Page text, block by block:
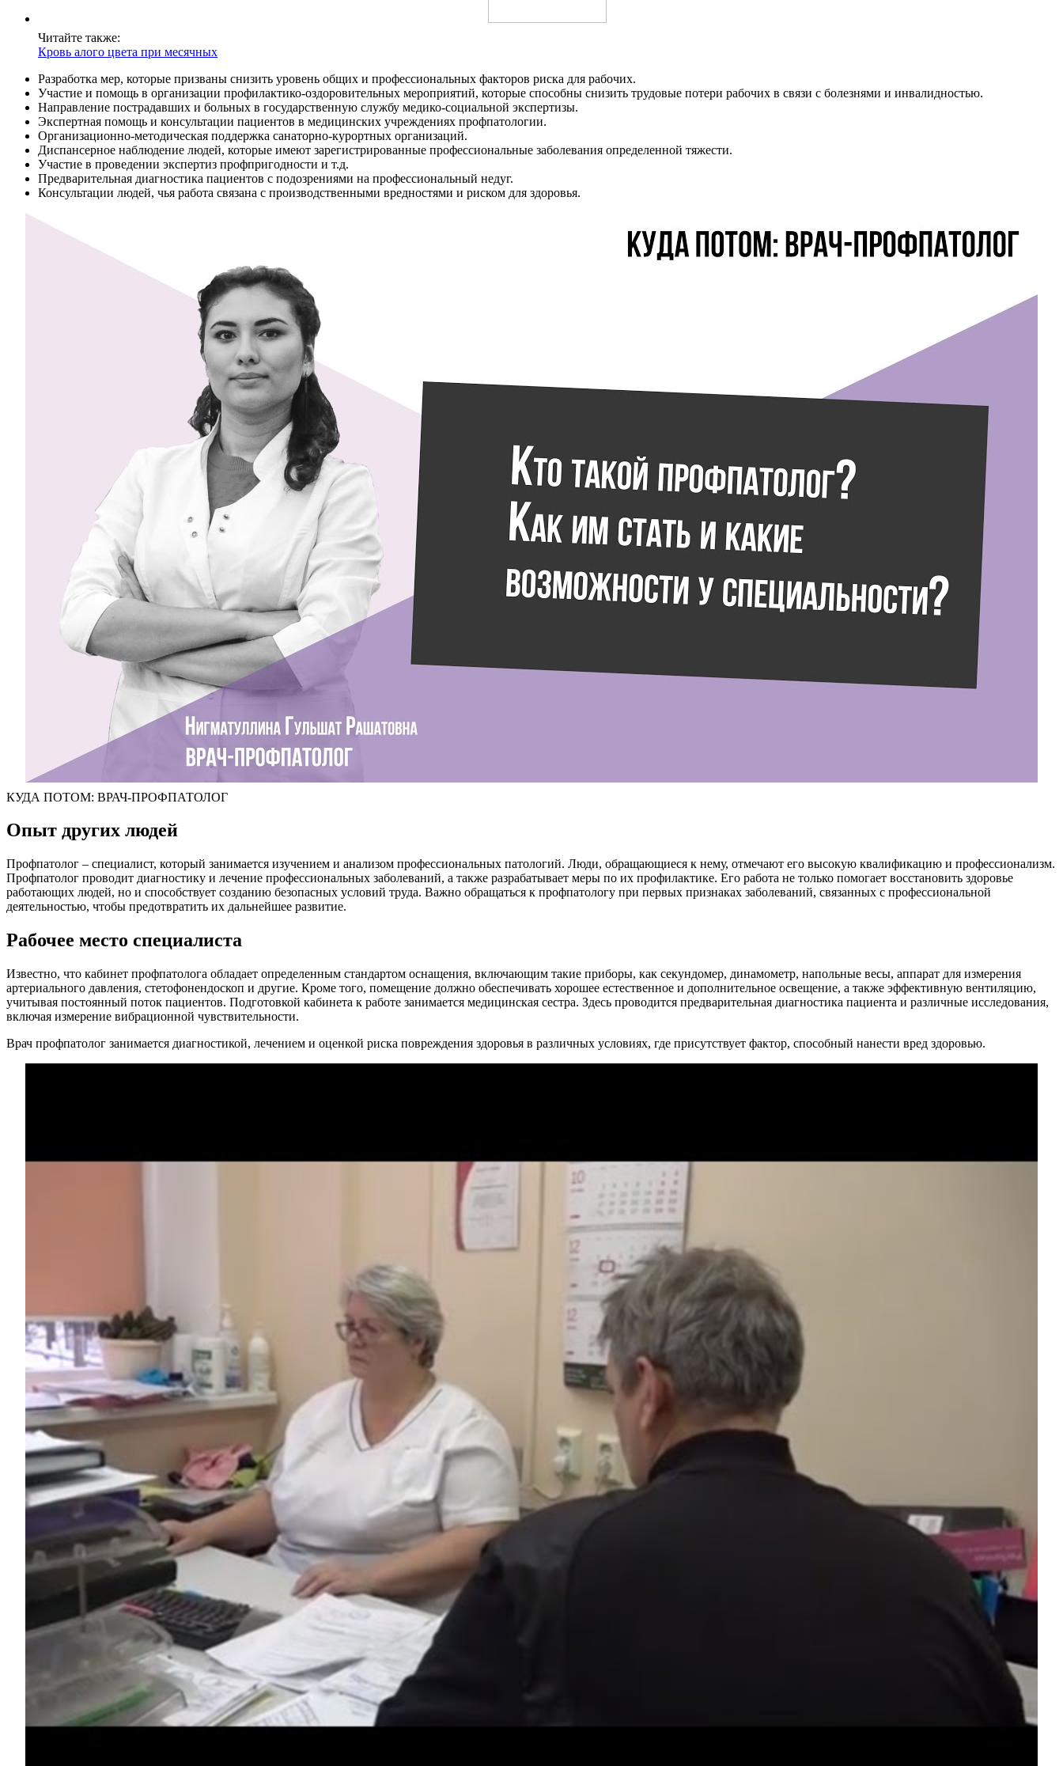
Читайте также:
Кровь алого цвета при месячных
Разработка мер, которые призваны снизить уровень общих и профессиональных факторов риска для рабочих.
Участие и помощь в организации профилактико-оздоровительных мероприятий, которые способны снизить трудовые потери рабочих в связи с болезнями и инвалидностью.
Направление пострадавших и больных в государственную службу медико-социальной экспертизы.
Экспертная помощь и консультации пациентов в медицинских учреждениях профпатологии.
Организационно-методическая поддержка санаторно-курортных организаций.
Диспансерное наблюдение людей, которые имеют зарегистрированные профессиональные заболевания определенной тяжести.
Участие в проведении экспертиз профпригодности и т.д.
Предварительная диагностика пациентов с подозрениями на профессиональный недуг.
Консультации людей, чья работа связана с производственными вредностями и риском для здоровья.
КУДА ПОТОМ: ВРАЧ-ПРОФПАТОЛОГ
Опыт других людей
Профпатолог – специалист, который занимается изучением и анализом профессиональных патологий. Люди, обращающиеся к нему, отмечают его высокую квалификацию и профессионализм.
Профпатолог проводит диагностику и лечение профессиональных заболеваний, а также разрабатывает меры по их профилактике. Его работа не только помогает восстановить здоровье
работающих людей, но и способствует созданию безопасных условий труда. Важно обращаться к профпатологу при первых признаках заболеваний, связанных с профессиональной
деятельностью, чтобы предотвратить их дальнейшее развитие.
Рабочее место специалиста
Известно, что кабинет профпатолога обладает определенным стандартом оснащения, включающим такие приборы, как секундомер, динамометр, напольные весы, аппарат для измерения
артериального давления, стетофонендоскоп и другие. Кроме того, помещение должно обеспечивать хорошее естественное и дополнительное освещение, а также эффективную вентиляцию,
учитывая постоянный поток пациентов. Подготовкой кабинета к работе занимается медицинская сестра. Здесь проводится предварительная диагностика пациента и различные исследования,
включая измерение вибрационной чувствительности.
Врач профпатолог занимается диагностикой, лечением и оценкой риска повреждения здоровья в различных условиях, где присутствует фактор, способный нанести вред здоровью.